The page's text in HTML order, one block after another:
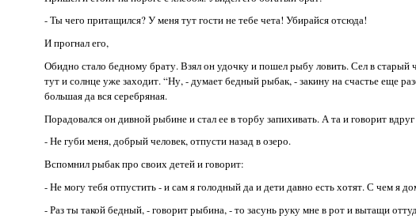
- Ты чего притащился? У меня тут гости не тебе чета! Убирайся отсюда!
И прогнал его,
Обидно стало бедному брату. Взял он удочку и пошел рыбу ловить. Сел в
тут и солнце уже заходит. “Ну, - думает бедный рыбак, - закину на счастье еще
большая да вся серебряная.
Порадовался он дивной рыбине и стал ее в торбу запихивать. А та и говорит
- Не губи меня, добрый человек, отпусти назад в озеро.
Вспомнил рыбак про своих детей и говорит:
- Не могу тебя отпустить - и сам я голодный да и дети давно есть хотят. С чем я
- Раз ты такой бедный, - говорит рыбина, - то засунь руку мне в рот и вытащи